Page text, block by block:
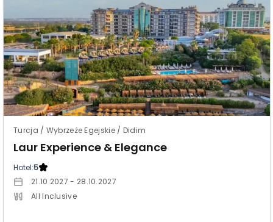
Turcja / Wybrzeże Egejskie / Didim
Laur Experience & Elegance
Hotel:5
21.10.2027 - 28.10.2027
All Inclusive